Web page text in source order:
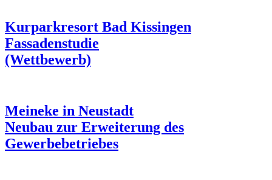
Kurparkresort Bad Kissingen
Fassadenstudie
(Wettbewerb)
Meineke in Neustadt
Neubau zur Erweiterung des
Gewerbebetriebes